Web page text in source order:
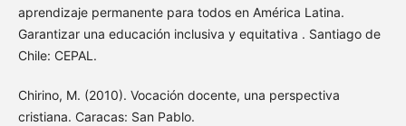
aprendizaje permanente para todos en América Latina.
Garantizar una educación inclusiva y equitativa . Santiago de
Chile: CEPAL.
Chirino, M. (2010). Vocación docente, una perspectiva
cristiana. Caracas: San Pablo.